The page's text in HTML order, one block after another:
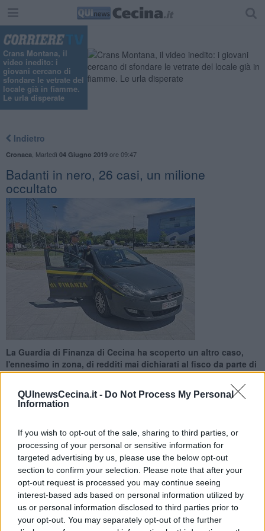
QUInewsCecina.it - Do Not Process My Personal
Information
If you wish to opt-out of the sale, sharing to third parties, or
processing of your personal or sensitive information for
targeted advertising by us, please use the below opt-out
section to confirm your selection. Please note that after your
opt-out request is processed you may continue seeing
interest-based ads based on personal information utilized by
us or personal information disclosed to third parties prior to
your opt-out. You may separately opt-out of the further
Crans Montana, il
video inedito: i
giovani cercano di
sfondare le vetrate del
locale già in fiamme.
Le urla disperate
Indietro
Cronaca Martedì 04 Giugno 2019ore 09:47
Badanti in nero, 26 casi, un milione
occultato
La Guardia di Finanza di Cecina ha scoperto un altro caso,
l'ennesimo in zona, di redditi mai dichiarati al fisco da parte di
badanti
CECINA —Collaboratrice domestica “in nero”. 57enne, moldava,
residente a Cecina, ha nascosto al fisco 10 mila euro.Aveva
stipulato regolare contratto con il suo datore di lavoro ma non ha
“denunciato” all’Agenzia delle entrate le retribuzioni percepite tra il
2015 e il 2016. Soldi spediti nel suo Paese di residenza, a beneficio
dei familiari.
"Le colf rappresentano figure professionali che svolgono mansioni